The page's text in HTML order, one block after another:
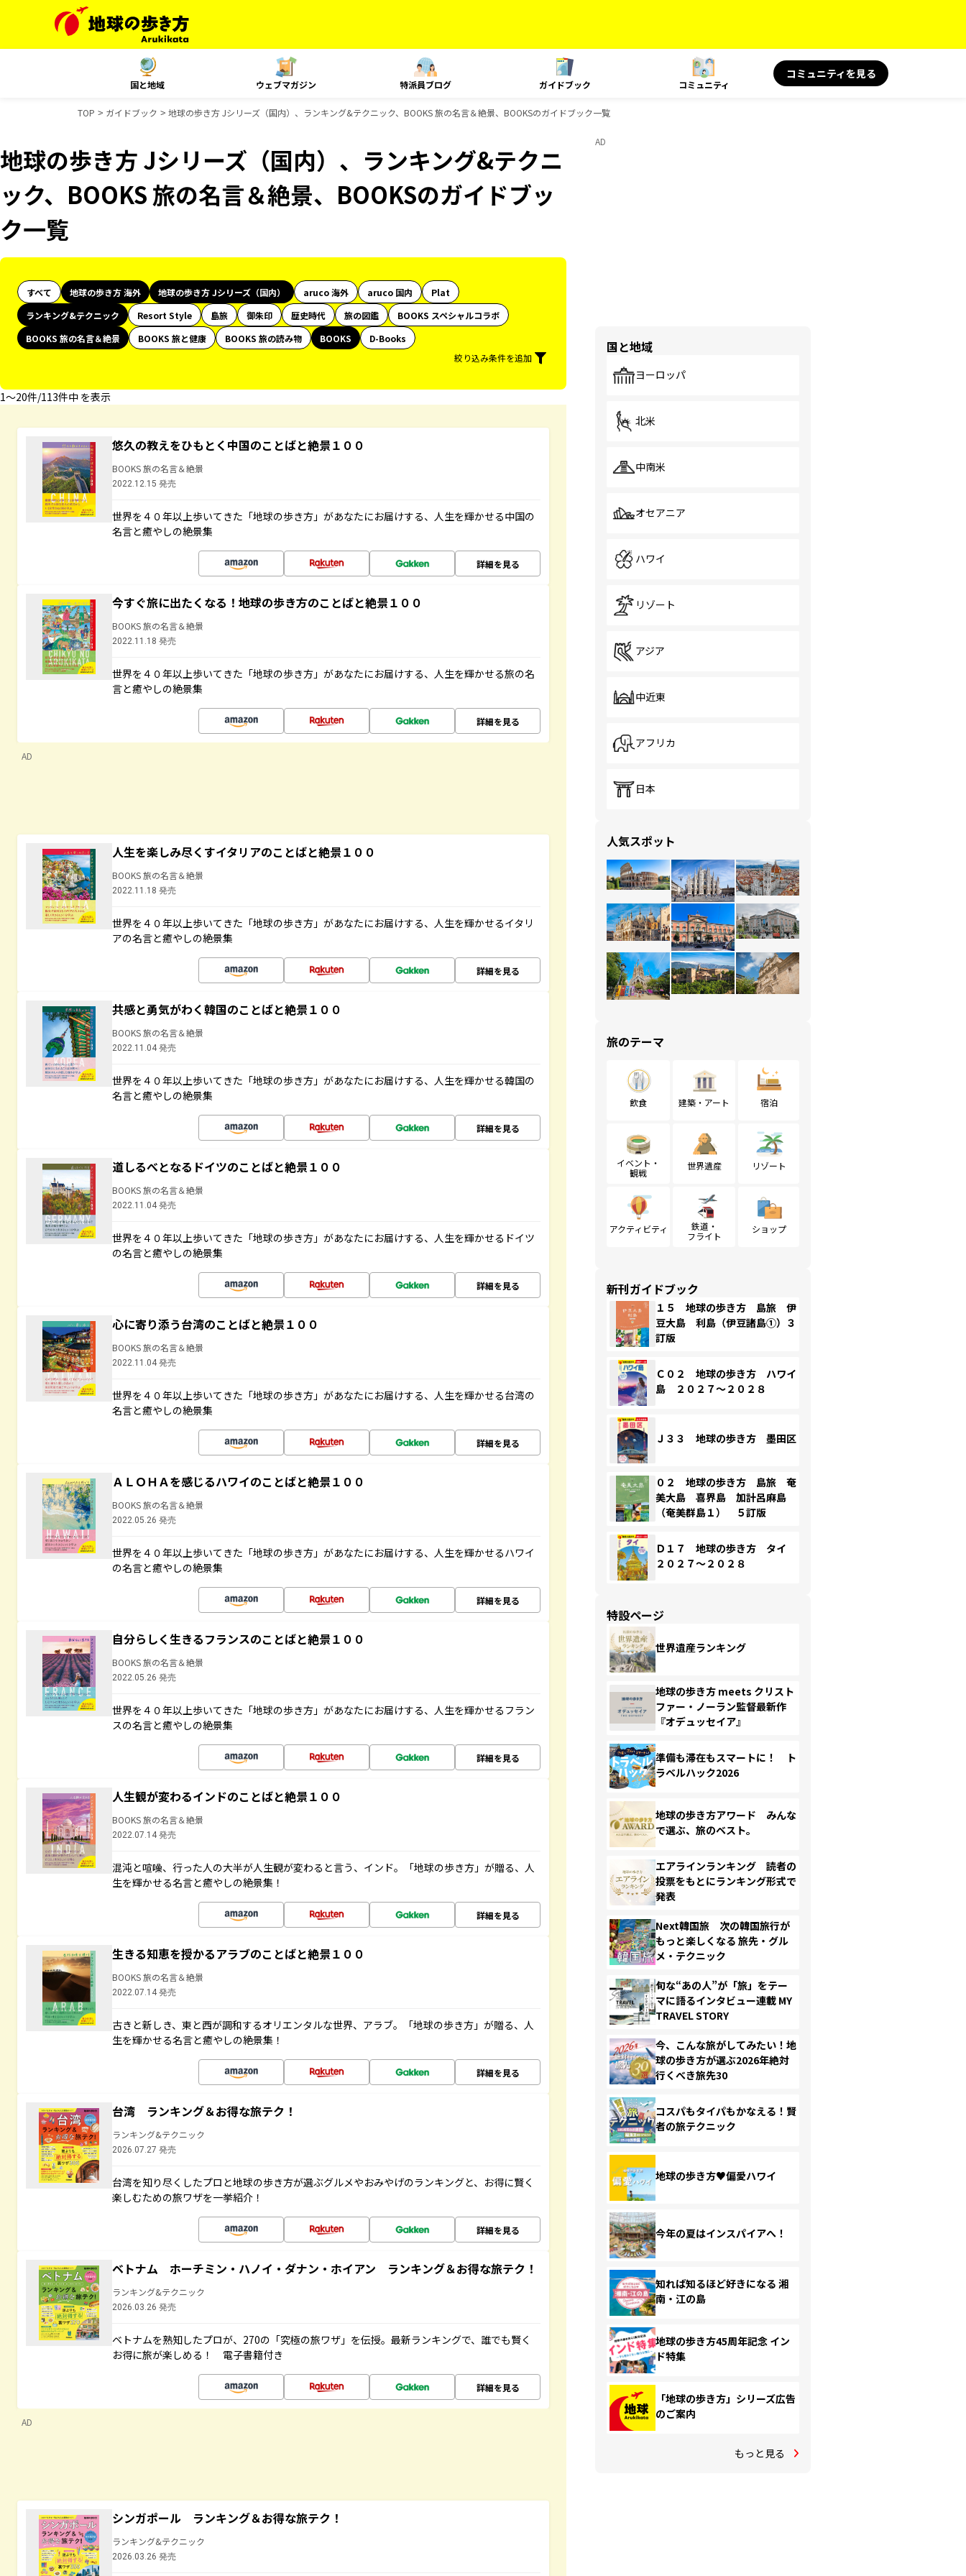
国と地域 ウェブマガジン 特派員ブログ ガイドブック コミュニティ
コミュニティを見る
TOP ガイドブック 地球の歩き方 Jシリーズ（国内）、ランキング&テクニック、BOOKS 旅の名言＆絶景、BOOKSのガイドブック一覧
地球の歩き方 Jシリーズ（国内）、ランキング&テクニ
ック、BOOKS 旅の名言＆絶景、BOOKSのガイドブッ
ク一覧
すべて 地球の歩き方 海外 地球の歩き方 Jシリーズ（国内） aruco 海外 aruco 国内
Plat
ランキング&テクニック
Resort Style 島旅 御朱印 歴史時代 旅の図鑑
BOOKS スペシャルコラボ
BOOKS 旅の名言＆絶景
BOOKS 旅と健康 BOOKS 旅の読み物 BOOKS
D-Books
絞り込み条件を追加
1〜20件/113件中 を表示
悠久の教えをひもとく中国のことばと絶景１００
BOOKS 旅の名言＆絶景
2022.12.15 発売
世界を４０年以上歩いてきた「地球の歩き方」があなたにお届けする、人生を輝かせる中国の
名言と癒やしの絶景集
詳細を見る
今すぐ旅に出たくなる！地球の歩き方のことばと絶景１００
BOOKS 旅の名言＆絶景
2022.11.18 発売
世界を４０年以上歩いてきた「地球の歩き方」があなたにお届けする、人生を輝かせる旅の名
言と癒やしの絶景集
詳細を見る
AD
人生を楽しみ尽くすイタリアのことばと絶景１００
BOOKS 旅の名言＆絶景
2022.11.18 発売
世界を４０年以上歩いてきた「地球の歩き方」があなたにお届けする、人生を輝かせるイタリ
アの名言と癒やしの絶景集
詳細を見る
共感と勇気がわく韓国のことばと絶景１００
BOOKS 旅の名言＆絶景
2022.11.04 発売
世界を４０年以上歩いてきた「地球の歩き方」があなたにお届けする、人生を輝かせる韓国の
名言と癒やしの絶景集
詳細を見る
道しるべとなるドイツのことばと絶景１００
BOOKS 旅の名言＆絶景
2022.11.04 発売
世界を４０年以上歩いてきた「地球の歩き方」があなたにお届けする、人生を輝かせるドイツ
の名言と癒やしの絶景集
詳細を見る
心に寄り添う台湾のことばと絶景１００
BOOKS 旅の名言＆絶景
2022.11.04 発売
世界を４０年以上歩いてきた「地球の歩き方」があなたにお届けする、人生を輝かせる台湾の
名言と癒やしの絶景集
詳細を見る
ＡＬＯＨＡを感じるハワイのことばと絶景１００
BOOKS 旅の名言＆絶景
2022.05.26 発売
世界を４０年以上歩いてきた「地球の歩き方」があなたにお届けする、人生を輝かせるハワイ
の名言と癒やしの絶景集
詳細を見る
自分らしく生きるフランスのことばと絶景１００
BOOKS 旅の名言＆絶景
2022.05.26 発売
世界を４０年以上歩いてきた「地球の歩き方」があなたにお届けする、人生を輝かせるフラン
スの名言と癒やしの絶景集
詳細を見る
人生観が変わるインドのことばと絶景１００
BOOKS 旅の名言＆絶景
2022.07.14 発売
混沌と喧噪、行った人の大半が人生観が変わると言う、インド。「地球の歩き方」が贈る、人
生を輝かせる名言と癒やしの絶景集！
詳細を見る
生きる知恵を授かるアラブのことばと絶景１００
BOOKS 旅の名言＆絶景
2022.07.14 発売
古きと新しき、東と西が調和するオリエンタルな世界、アラブ。「地球の歩き方」が贈る、人
生を輝かせる名言と癒やしの絶景集！
詳細を見る
台湾 ランキング＆お得な旅テク！
ランキング&テクニック
2026.07.27 発売
台湾を知り尽くしたプロと地球の歩き方が選ぶグルメやおみやげのランキングと、お得に賢く
楽しむための旅ワザを一挙紹介！
詳細を見る
ベトナム ホーチミン・ハノイ・ダナン・ホイアン ランキング＆お得な旅テク！
ランキング&テクニック
2026.03.26 発売
ベトナムを熟知したプロが、270の「究極の旅ワザ」を伝授。最新ランキングで、誰でも賢く
お得に旅が楽しめる！ 電子書籍付き
詳細を見る
AD
シンガポール ランキング＆お得な旅テク！
ランキング&テクニック
2026.03.26 発売
AD
国と地域
ヨーロッパ
北米
中南米
オセアニア
ハワイ
リゾート
アジア
中近東
アフリカ
日本
人気スポット
旅のテーマ
飲食 建築・アート 宿泊
イベント・
観戦
世界遺産 リゾート
アクティビティ
鉄道・
フライト
ショップ
新刊ガイドブック
１５ 地球の歩き方 島旅 伊
豆大島 利島（伊豆諸島①）３
訂版
Ｃ０２ 地球の歩き方 ハワイ
島 ２０２７～２０２８
Ｊ３３ 地球の歩き方 墨田区
０２ 地球の歩き方 島旅 奄
美大島 喜界島 加計呂麻島
（奄美群島１） ５訂版
Ｄ１７ 地球の歩き方 タイ
２０２７～２０２８
特設ページ
世界遺産ランキング
地球の歩き方 meets クリスト
ファー・ノーラン監督最新作
『オデュッセイア』
準備も滞在もスマートに！ ト
ラベルハック2026
地球の歩き方アワード みんな
で選ぶ、旅のベスト。
エアラインランキング 読者の
投票をもとにランキング形式で
発表
Next韓国旅 次の韓国旅行が
もっと楽しくなる 旅先・グル
メ・テクニック
旬な“あの人”が「旅」をテー
マに語るインタビュー連載 MY
TRAVEL STORY
今、こんな旅がしてみたい！地
球の歩き方が選ぶ2026年絶対
行くべき旅先30
コスパもタイパもかなえる！賢
者の旅テクニック
地球の歩き方♥偏愛ハワイ
今年の夏はインスパイアへ！
知れば知るほど好きになる 湘
南・江の島
地球の歩き方45周年記念 イン
ド特集
「地球の歩き方」シリーズ広告
のご案内
もっと見る